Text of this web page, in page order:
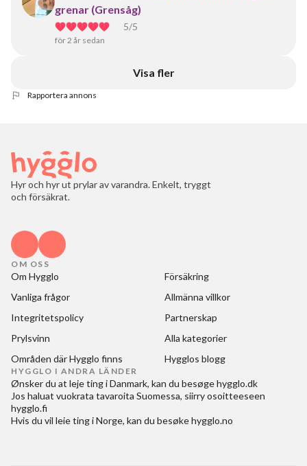
grenar (Grensåg)
5/5
för 2 år sedan
Visa fler
Rapportera annons
Hyr och hyr ut prylar av varandra. Enkelt, tryggt
och försäkrat.
OM OSS
Om Hygglo
Försäkring
Vanliga frågor
Allmänna villkor
Integritetspolicy
Partnerskap
Prylsvinn
Alla kategorier
Områden där Hygglo finns
Hygglos blogg
HYGGLO I ANDRA LÄNDER
Ønsker du at leje ting i Danmark, kan du besøgehygglo.dk
Jos haluat vuokrata tavaroita Suomessa, siirry osoitteeseen
hygglo.fi
Hvis du vil leie ting i Norge, kan du besøkehygglo.no